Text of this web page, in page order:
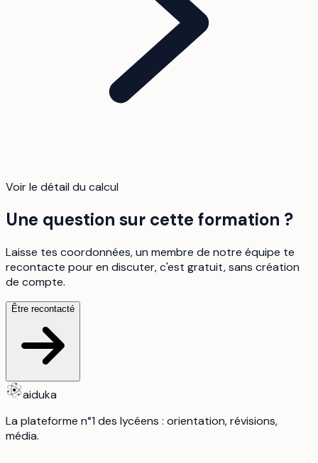
Voir le détail du calcul
Une question sur cette formation ?
Laisse tes coordonnées, un membre de notre équipe te
recontacte pour en discuter, c'est gratuit, sans création
de compte.
Être recontacté
aiduka
La plateforme n°1 des lycéens : orientation, révisions,
média.